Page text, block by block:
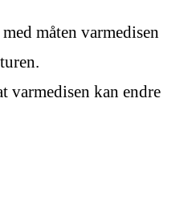
måten varmedisen
varmedisen kan endre